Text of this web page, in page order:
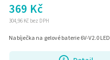
304,96 Kč bez DPH
369 Kč
Nabíječka na gelové baterie 6V-V2.0 LED